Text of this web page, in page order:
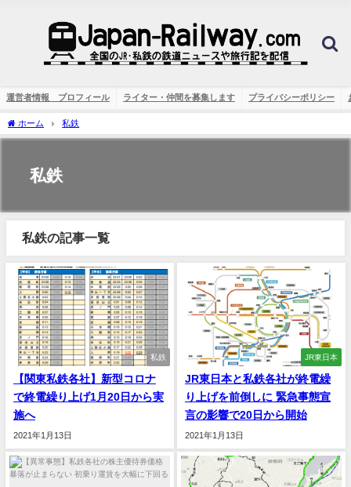
運営者情報 プロフィール ライター・仲間を募集します プライバシーポリシー
ホーム 私鉄
私鉄
私鉄の記事一覧
私鉄
【関東私鉄各社】新型コロナ
で終電繰り上げ1月20日から実
施へ
2021年1月13日
JR東日本
JR東日本と私鉄各社が終電繰
り上げを前倒しに 緊急事態宣
言の影響で20日から開始
2021年1月13日